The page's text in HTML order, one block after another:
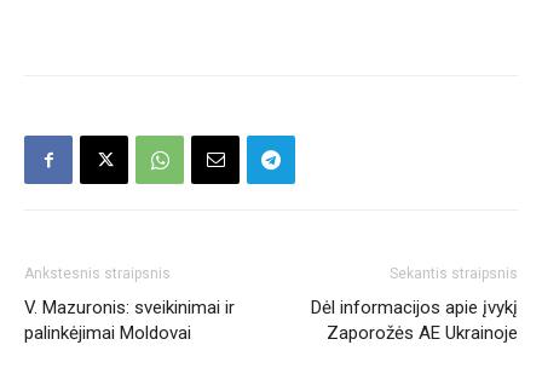
Ankstesnis straipsnis
V. Mazuronis: sveikinimai ir
palinkėjimai Moldovai
Sekantis straipsnis
Dėl informacijos apie įvykį
Zaporožės AE Ukrainoje